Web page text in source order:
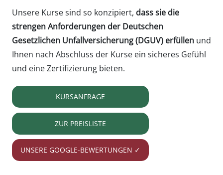
Unsere Kurse sind so konzipiert, dass sie die
strengen Anforderungen der Deutschen
Gesetzlichen Unfallversicherung (DGUV) erfüllen und
Ihnen nach Abschluss der Kurse ein sicheres Gefühl
und eine Zertifizierung bieten.
KURSANFRAGE
ZUR PREISLISTE
UNSERE GOOGLE-BEWERTUNGEN ✓